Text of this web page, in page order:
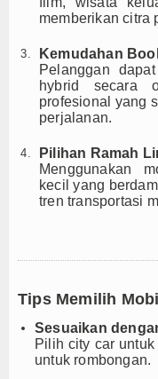
memberikan citra
Kemudahan
Pelanggan
hybrid secara
profesional yang
perjalanan.
Pilihan Ramah
Menggunakan
kecil yang
tren transportasi
Tips Memilih
Sesuaikan
Pilih city car
untuk rombongan.